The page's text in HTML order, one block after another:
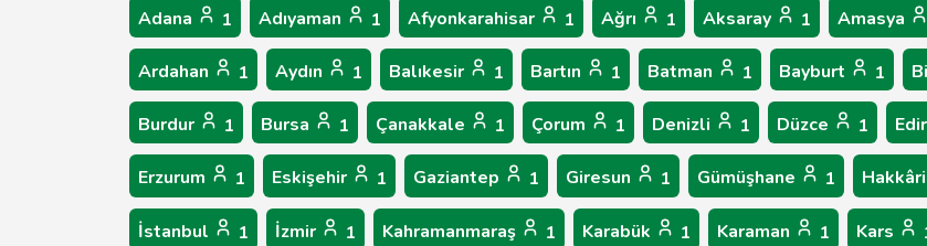
Adana 1 Adıyaman 1 Afyonkarahisar 1 Ağrı 1 Aksaray 1 Amasya
Ardahan 1 Aydın 1 Balıkesir 1 Bartın 1 Batman 1 Bayburt 1
Burdur 1 Bursa 1 Çanakkale 1 Çorum 1 Denizli 1 Düzce 1
Erzurum 1 Eskişehir 1 Gaziantep 1 Giresun 1 Gümüşhane 1 Hakkâri
İstanbul 1 İzmir 1 Kahramanmaraş 1 Karabük 1 Karaman 1 Kars